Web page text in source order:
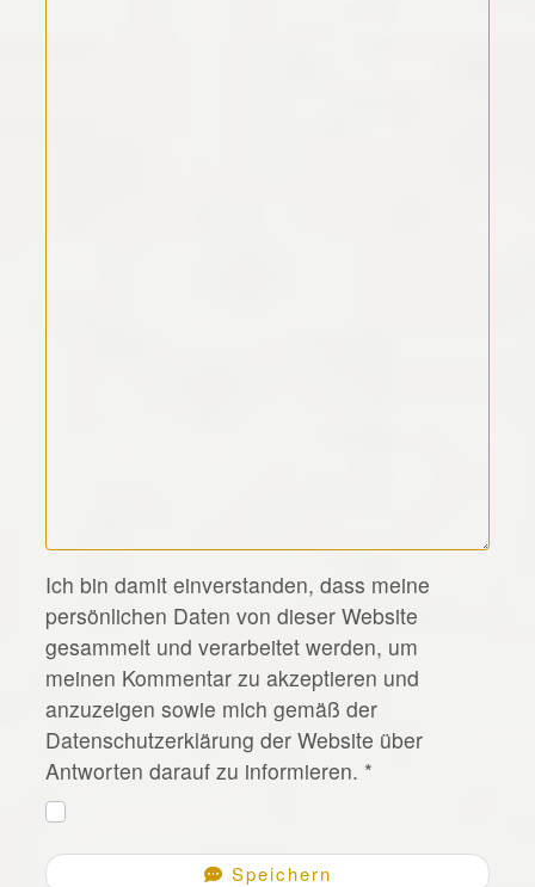
*
Ich bin damit einverstanden, dass meine
persönlichen Daten von dieser Website
gesammelt und verarbeitet werden, um
meinen Kommentar zu akzeptieren und
anzuzeigen sowie mich gemäß der
Datenschutzerklärung der Website über
Antworten darauf zu informieren. *
Speichern